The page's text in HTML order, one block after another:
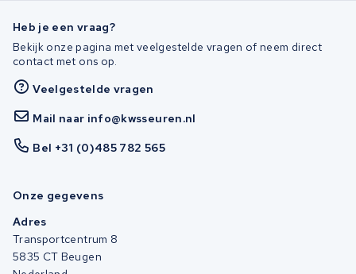
Heb je een vraag?
Bekijk onze pagina met veelgestelde vragen of neem direct
contact met ons op.
Veelgestelde vragen
Mail naar info@kwsseuren.nl
Bel +31 (0)485 782 565
Onze gegevens
Adres
Transportcentrum 8
5835 CT Beugen